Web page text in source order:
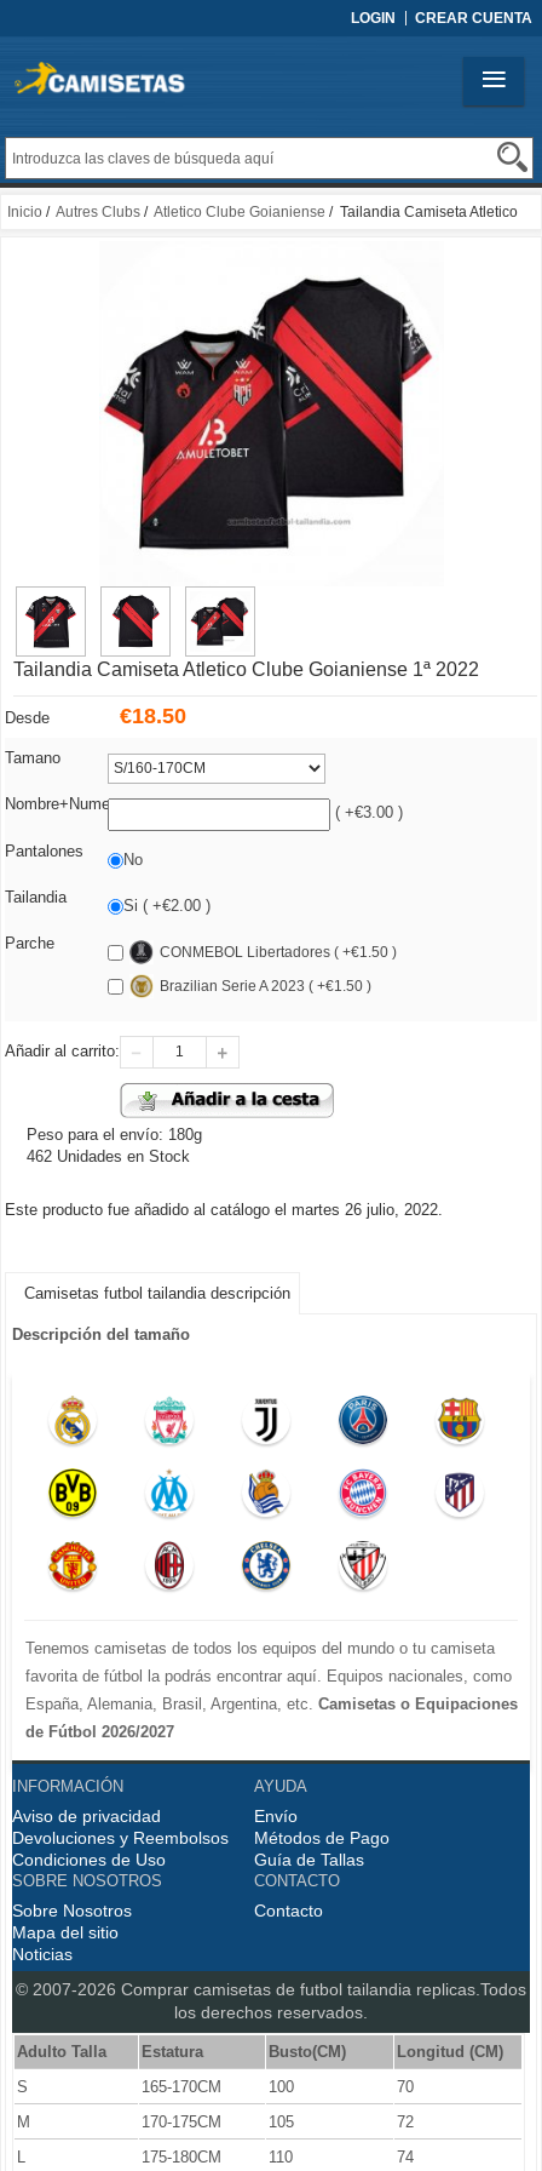
LOGIN CREAR CUENTA
Inicio / Autres Clubs / Atletico Clube Goianiense / Tailandia Camiseta Atletico
Tailandia Camiseta Atletico Clube Goianiense 1ª 2022
Desde €18.50
Tamano
Nombre+Numero ( +€3.00 )
Pantalones No
Tailandia Si ( +€2.00 )
Parche
CONMEBOL Libertadores ( +€1.50 )
Brazilian Serie A 2023 ( +€1.50 )
Añadir al carrito:
Peso para el envío: 180g
462 Unidades en Stock
Este producto fue añadido al catálogo el martes 26 julio, 2022.
Camisetas futbol tailandia descripción
Descripción del tamaño
Tenemos camisetas de todos los equipos del mundo o tu camiseta
favorita de fútbol la podrás encontrar aquí. Equipos nacionales, como
España, Alemania, Brasil, Argentina, etc. Camisetas o Equipaciones
de Fútbol 2026/2027
La LIGA 2026-2027 : Real Madrid, Barcelona, Atletico Madrid, Sevilla,
Real Betis, Valencia, Athletic Bilbao, Real Sociedad, Deportivo de La
Coruna, Celta de Vigo, Cadiz, etc.
La Premier League 2026-2027 : Chelsea , Manchester City,
Manchester United, Arsenal, Liverpool, etc.
Fiorentina, etc.
Bundesliga 2026-2027 : Bayern Munich, Borussia Dortmund, etc.
Ligue 1 2026-2027 : PSG, etc.
Disfruta personalizando tuscamisetas de futbol tailandia replicas
equipaciones con tu nombre o el de tus jugadores favoritos.
Además de lascamisetas futbol tailandiaal por mayor y menor de la
temporada 2026/2027 encontrarás la gama más completa de
entrenamiento, polos, chandals, pantalones y calcetines de todos los
equipos con precios bajos siempre con la máxima calidad thai.
INFORMACIÓN
Aviso de privacidad
Devoluciones y Reembolsos
Condiciones de Uso
AYUDA
Envío
Métodos de Pago
Guía de Tallas
SOBRE NOSOTROS
Sobre Nosotros
Mapa del sitio
Noticias
CONTACTO
Contacto
© 2007-2026 Comprar camisetas de futbol tailandia replicas .Todos
los derechos reservados.
Adulto Talla Estatura Busto(CM)
Longitud (CM)
S
165-170CM 100
70
M
170-175CM 105
72
L
175-180CM 110 74